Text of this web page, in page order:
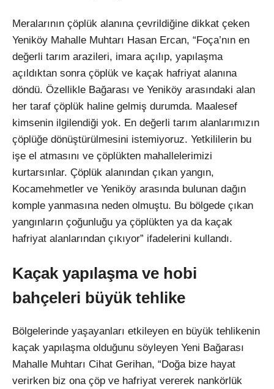
Meralarının çöplük alanına çevrildiğine dikkat çeken
Yeniköy Mahalle Muhtarı Hasan Ercan, “Foça’nın en
değerli tarım arazileri, imara açılıp, yapılaşma
açıldıktan sonra çöplük ve kaçak hafriyat alanına
döndü. Özellikle Bağarası ve Yeniköy arasındaki alan
her taraf çöplük haline gelmiş durumda. Maalesef
kimsenin ilgilendiği yok. En değerli tarım alanlarımızın
çöplüğe dönüştürülmesini istemiyoruz. Yetkililerin bu
işe el atmasını ve çöplükten mahallelerimizi
kurtarsınlar. Çöplük alanından çıkan yangın,
Kocamehmetler ve Yeniköy arasında bulunan dağın
komple yanmasına neden olmuştu. Bu bölgede çıkan
yangınların çoğunluğu ya çöplükten ya da kaçak
hafriyat alanlarından çıkıyor” ifadelerini kullandı.
Kaçak yapılaşma ve hobi
bahçeleri büyük tehlike
Bölgelerinde yaşayanları etkileyen en büyük tehlikenin
kaçak yapılaşma olduğunu söyleyen Yeni Bağarası
Mahalle Muhtarı Cihat Gerihan, “Doğa bize hayat
verirken biz ona çöp ve hafriyat vererek nankörlük